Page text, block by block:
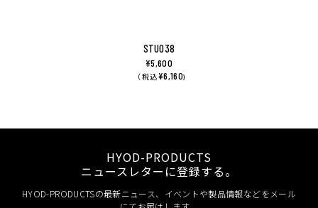
STU038
¥5,600
（ 税込¥6,160)
HYOD-PRODUCTS
ニュースレターに登録する。
HYOD-PRODUCTSの最新ニュース、イベントや製品情報などをメール